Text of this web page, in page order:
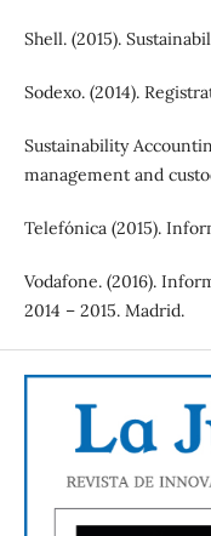
Shell. (2015).
Sodexo. (2014).
Sustainability
management and
Telefónica (2015).
Vodafone. (2016).
2014 – 2015. Madrid.